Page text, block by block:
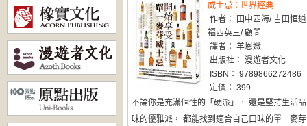
威士忌：世界經典..
作者： 田中四海/ 吉田恒
福西英三/ 顧問
譯者： 羊恩媺
出版社： 漫遊者文化
ISBN： 9789866272486
定價： 399
不論你是充滿個性的「硬派」， 還是堅持生活品
味的優雅派， 都能找到適合自己口味的單一麥芽